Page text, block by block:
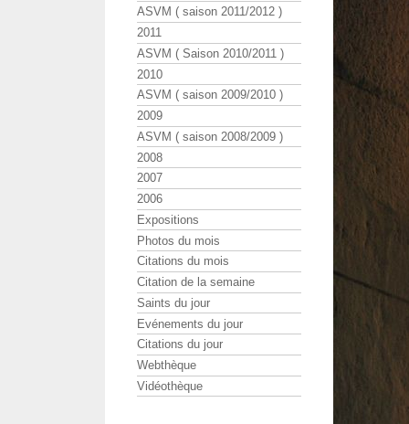
ASVM ( saison 2011/2012 )
2011
ASVM ( Saison 2010/2011 )
2010
ASVM ( saison 2009/2010 )
2009
ASVM ( saison 2008/2009 )
2008
2007
2006
Expositions
Photos du mois
Citations du mois
Citation de la semaine
Saints du jour
Evénements du jour
Citations du jour
Webthèque
Vidéothèque